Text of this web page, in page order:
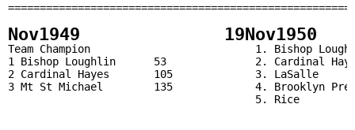
Nov1949              19Nov1950
Team Champion                          1. Bishop
1 Bishop Loughlin      53              2. Cardinal
2 Cardinal Hayes       105             3. LaSalle
3 Mt St Michael        135             4. Brooklyn
5. Rice